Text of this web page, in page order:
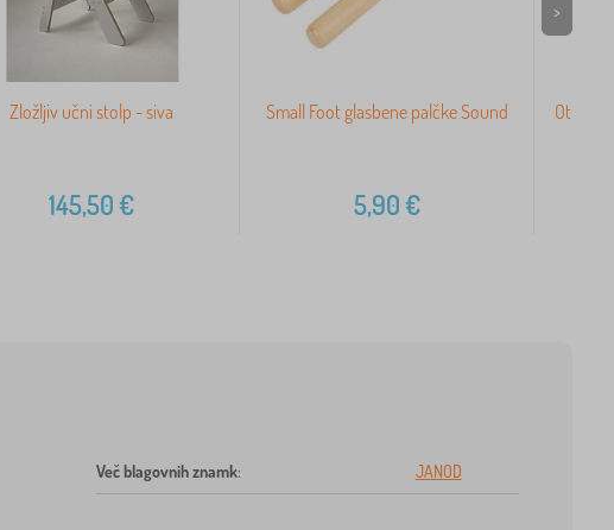
Zložljiv učni stolp - siva
145,50€
Small Foot glasbene palčke Sound
5,90€
>
Več blagovnih znamk: JANOD